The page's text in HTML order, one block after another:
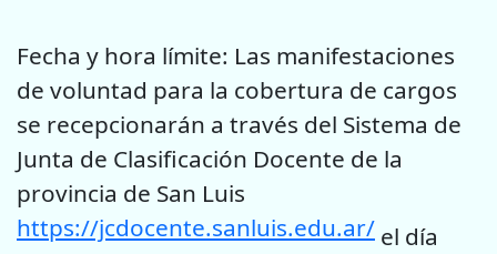
Fecha y hora límite: Las manifestaciones
de voluntad para la cobertura de cargos
se recepcionarán a través del Sistema de
Junta de Clasificación Docente de la
provincia de San Luis
https://jcdocente.sanluis.edu.ar/ el día